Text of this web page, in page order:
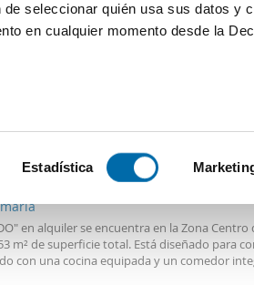
seleccionar quién usa sus datos y
en cualquier momento desde la
para buscar características
datos personales y establezca sus
o retirar su consentimiento en
Estadística
en alquiler se encuentra en la Zona Centro
m² de superficie total. Está diseñado para
con una cocina equipada y un comedor